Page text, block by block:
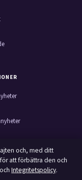
och, med ditt
att förbättra den och
och Integritetspolicy.